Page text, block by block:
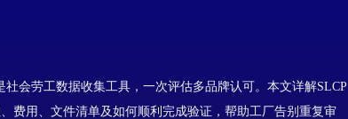
社会劳工数据收集工具，一次评估多品牌认可。本文详解SLCP
费用、文件清单及如何顺利完成验证，帮助工厂告别重复审